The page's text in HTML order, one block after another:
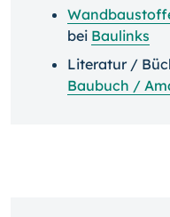
bei Baulinks
Literatur /
Baubuch /